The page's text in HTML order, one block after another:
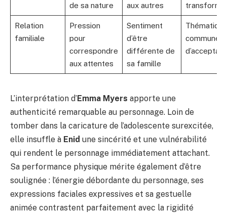
de sa nature
aux autres
Relation
familiale
Pression
pour
correspondre
aux attentes
Sentiment
d’être
différente de
sa famille
Thématique
commune
L’interprétation d’Emma Myers apporte une
authenticité remarquable au personnage. Loin de
tomber dans la caricature de l’adolescente surexcitée,
elle insuffle à Enid une sincérité et une vulnérabilité
qui rendent le personnage immédiatement attachant.
Sa performance physique mérite également d’être
soulignée : l’énergie débordante du personnage, ses
expressions faciales expressives et sa gestuelle
animée contrastent parfaitement avec la rigidité